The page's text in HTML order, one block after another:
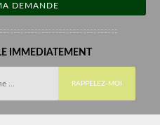
IMMEDIATEMENT